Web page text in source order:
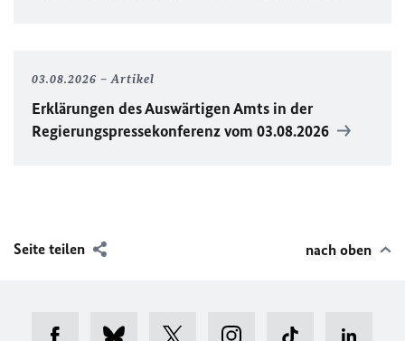
03.08.2026 Artikel
Erklärungen des Auswärtigen Amts in der
Regierungspressekonferenz vom 03.08.2026
Seite teilen nach oben